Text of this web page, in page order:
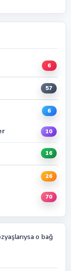
6
57
6
10
16
26
70
o bağ